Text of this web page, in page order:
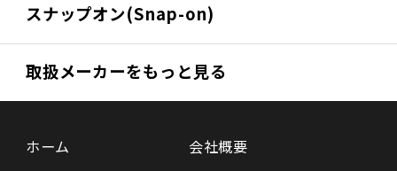
スナップオン(Snap-on)
取扱メーカーをもっと見る
ホーム
会社概要